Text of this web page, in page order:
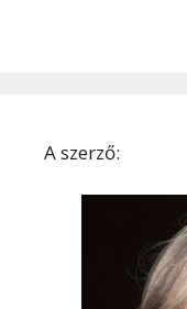
A szerző: